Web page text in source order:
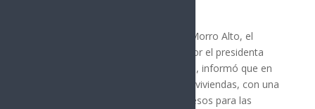
Durante su recorrido por el predio Morro Alto, el
mandatario estatal, acompañado por el presidenta
municipal Alejandro Verdugo Angulo, informó que en
este espacio se construirán mil 216 viviendas, con una
inversión de 448 millones 800 mil pesos para las